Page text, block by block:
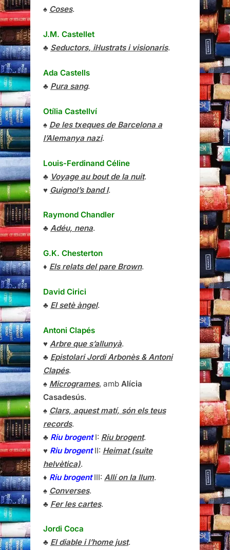
♠ Coses.
J.M. Castellet
♣ Seductors, il·lustrats i visionaris.
Ada Castells
♣ Pura sang.
Otília Castellví
♠ De les txeques de Barcelona a
l’Alemanya nazi.
Louis-Ferdinand Céline
♣ Voyage au bout de la nuit.
♥ Guignol’s band I.
Raymond Chandler
♣ Adéu, nena.
G.K. Chesterton
♦ Els relats del pare Brown.
David Cirici
♣ El setè àngel.
Antoni Clapés
♥ Arbre que s’allunyà.
♣ Epistolari Jordi Arbonès & Antoni
Clapés.
♠ Microgrames, amb Alícia
Casadesús.
♠ Clars, aquest matí, són els teus
records.
♣ Riu brogentI: Riu brogent.
♥ Riu brogentII: Heimat (suite
helvètica).
♦ Riu brogentIII: Allí on la llum.
♠ Converses.
♣ Fer les cartes.
Jordi Coca
♣ El diable i l’home just.